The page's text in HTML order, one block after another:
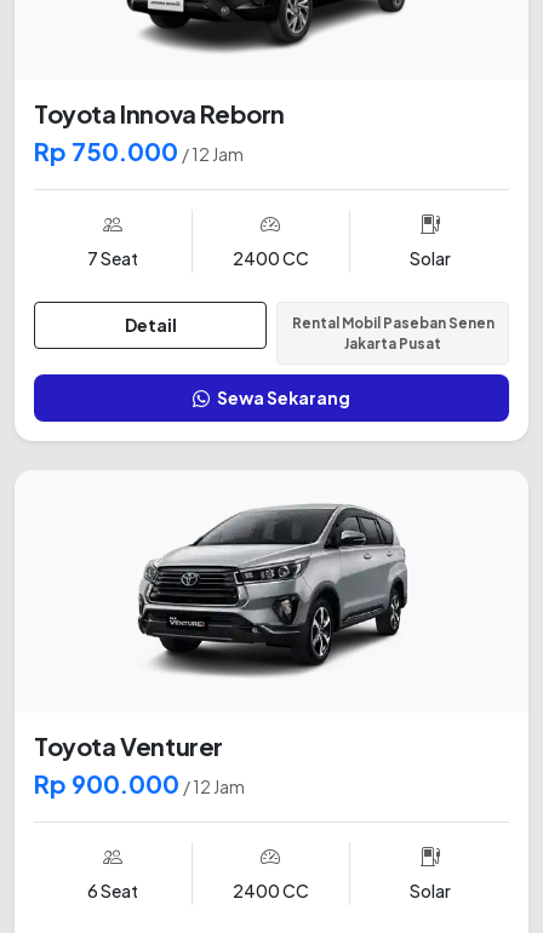
Toyota Innova Reborn
Rp 750.000 / 12 Jam
7 Seat 2400 CC Solar
Detail
Rental Mobil Paseban Senen
Jakarta Pusat
Sewa Sekarang
Toyota Venturer
Rp 900.000 / 12 Jam
6 Seat 2400 CC Solar